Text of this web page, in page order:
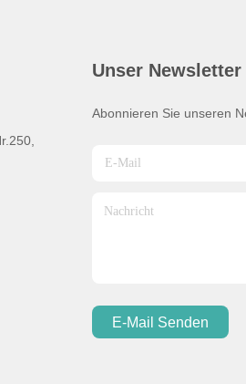
Unser Newsletter
Abonnieren Sie unseren
E-Mail Senden